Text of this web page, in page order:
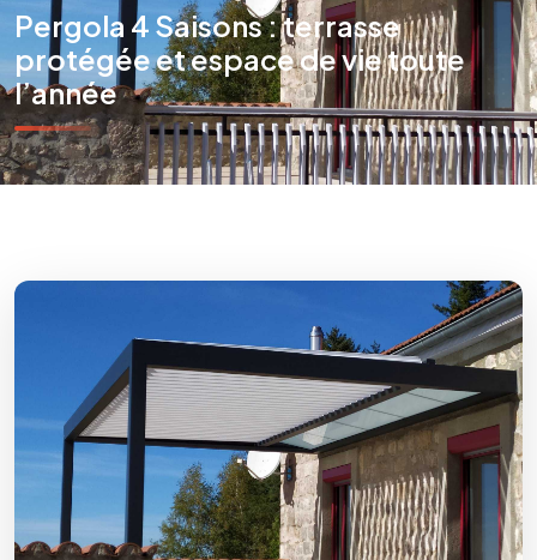
Pergola 4 Saisons : terrasse
protégée et espace de vie toute
l’année